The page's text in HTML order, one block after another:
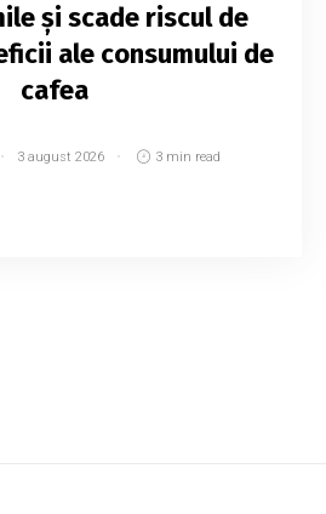
și scade riscul de
ale consumului de
cafea
3 august 2026 3 min read